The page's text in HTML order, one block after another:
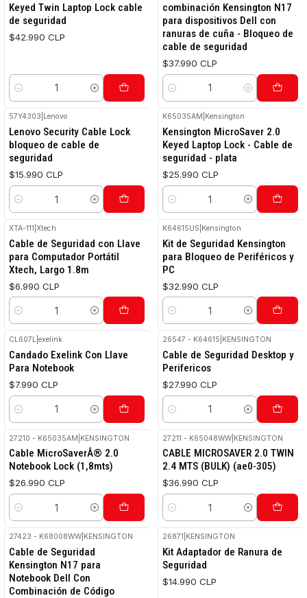
Keyed Twin Laptop Lock cable
de seguridad
$42.990 CLP
Cantidad
combinación Kensington N17
para dispositivos Dell con
ranuras de cuña - Bloqueo de
cable de seguridad
$37.990 CLP
Cantidad
57Y4303 Lenovo
Lenovo Security Cable Lock
bloqueo de cable de
seguridad
$15.990 CLP
Cantidad
K65035AM Kensington
Kensington MicroSaver 2.0
Keyed Laptop Lock - Cable de
seguridad - plata
$25.990 CLP
Cantidad
XTA-111 |Xtech
Cable de Seguridad con Llave
para Computador Portátil
Xtech, Largo 1.8m
$6.990 CLP
Cantidad
K64615US Kensington
Kit de Seguridad Kensington
para Bloqueo de Periféricos y
PC
$32.990 CLP
Cantidad
CL607L |exelink
Candado Exelink Con Llave
Para Notebook
$7.990 CLP
Cantidad
26547 - K64615 KENSINGTON
Cable de Seguridad Desktop y
Perifericos
$27.990 CLP
Cantidad
27210 - K65035AM KENSINGTON
Cable MicroSaverÂ® 2.0
Notebook Lock (1,8mts)
$26.990 CLP
Cantidad
27211 - K65048WW KENSINGTON
CABLE MICROSAVER 2.0 TWIN
2.4 MTS (BULK) (ae0-305)
$36.990 CLP
Cantidad
27423 - K68008WW KENSINGTON
Cable de Seguridad
Kensington N17 para
Notebook Dell Con
Combinación de Código
26871 KENSINGTON
Kit Adaptador de Ranura de
Seguridad
$14.990 CLP